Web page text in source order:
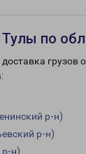
по
грузов
р-н)
р-н)
н)